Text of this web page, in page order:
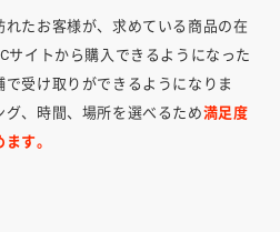
たお客様が、求めている商品の在
サイトから購入できるようになった
受け取りができるようになりま
、時間、場所を選べるため満足度
す。